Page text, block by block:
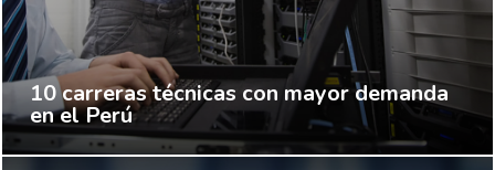
10 carreras técnicas con mayor demanda
en el Perú